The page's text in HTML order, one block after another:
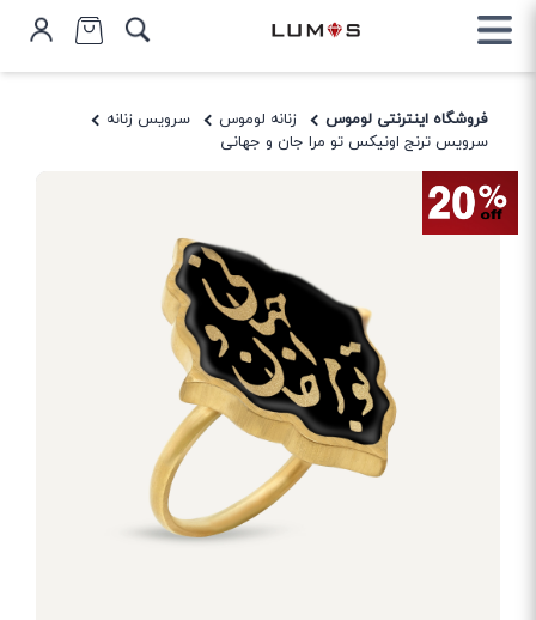
فروشگاه اینترنتی لوموس زنانه لوموس
سرویس زنانه
سرویس ترنج اونیکس تو مرا جان و جهانی